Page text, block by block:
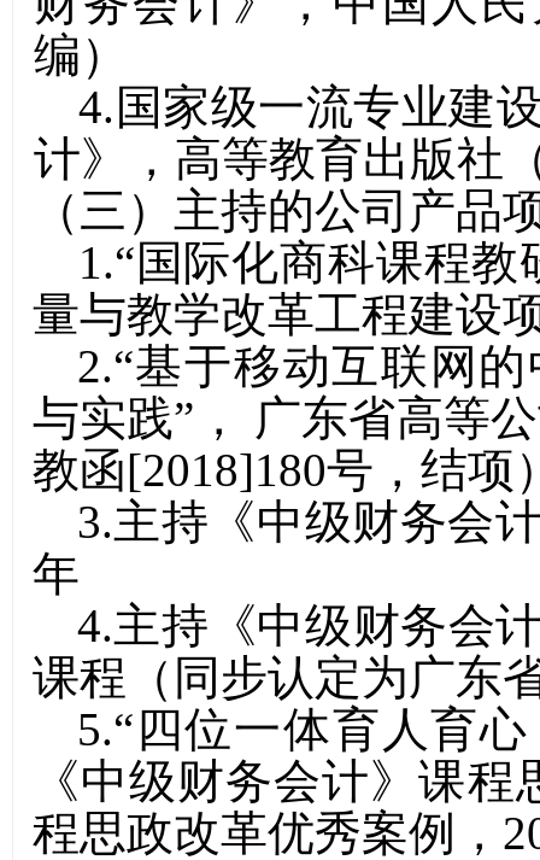
编）
4.国家级一流专业建
计》
， 高等教育出版社
（ 三 ）主持的公司产品
1.“国际化商科课程教
量与教学改革工程建设
2.“基于移动互联网
与实践”， 广东省高等
教函[2018]180号，结项
3.主持《中级财务会
年
4.主持《中级财务会
课程（同步认定为广东
5.“四位一体育人育
《中级财务会计》课
程思政改革优秀案例，